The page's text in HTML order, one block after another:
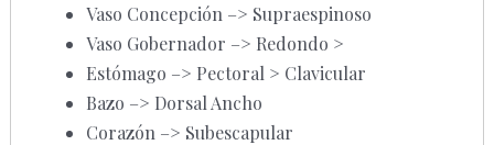
Vaso Concepción –> Supraespinoso
Vaso Gobernador –> Redondo >
Estómago –> Pectoral > Clavicular
Bazo –> Dorsal Ancho
Corazón –> Subescapular